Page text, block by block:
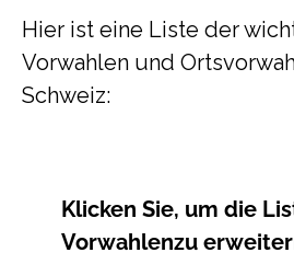
Hier ist eine Liste der
Vorwahlen und
Schweiz:
Klicken Sie, um die
Vorwahlenzu